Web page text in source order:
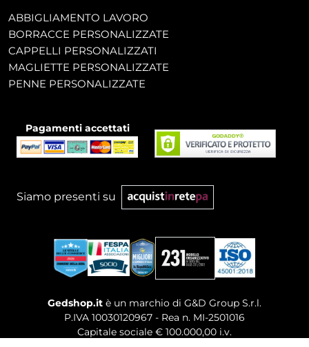
ABBIGLIAMENTO LAVORO
BORRACCE PERSONALIZZATE
CAPPELLI PERSONALIZZATI
MAGLIETTE PERSONALIZZATE
PENNE PERSONALIZZATE
Pagamenti accettati
Siamo presenti su
Gedshop.it è un marchio di G&D Group S.r.l.
P.IVA 10030120967 - Rea n. MI-2501016
Capitale sociale € 100.000,00 i.v.